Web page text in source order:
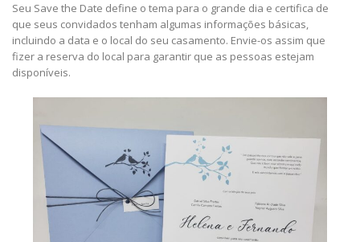
Seu Save the Date define o tema para o grande dia e certifica de
que seus convidados tenham algumas informações básicas,
incluindo a data e o local do seu casamento. Envie-os assim que
fizer a reserva do local para garantir que as pessoas estejam
disponíveis.